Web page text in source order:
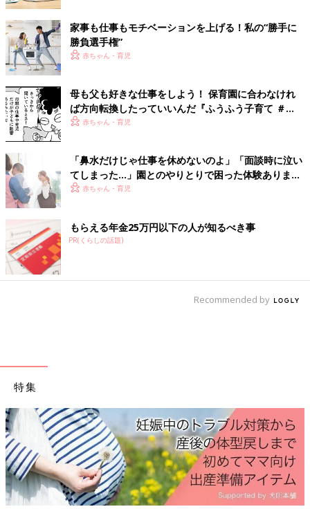
無料で、売れなくても損はないので、ちょこちょことやっていま
す。もともと買うほうが好きだったのですが、少しずつ売るほう
もやってみたら、礼儀とルールを守ればそれなりの稼ぎになり助
かっています。
職種を選ばないなら「目標金額」で探してみよう！
「自分に合っている仕事がわからない...」という場合は、"稼ぎた
い金額"で探してみては？目標が定まれば、やる気もグンとアッ
プするはず！実際にプチ稼ぎをしているママたちの口コミを参考
にしてみましょう。
"プチ稼ぎ"とひと口で言っても、単発のお仕事からスキルを生か
した継続的なものまでさまざま。あなたの状況や目標金額に合わ
せて、できそうなものから始めてみてはいかがでしょうか？
※文中のコメントは「ウィメンズパーク」からの引用です。
※この記事は「ウィメンズパーク」で過去に公開されたもので
す。
家事も仕事もモチベーションを上げる！私の“勝手に
勝負選手権”
赤ちゃん・育児
母も父も好きな仕事をしよう！ 保育園に合わなけれ
ば方向転換したっていいんだ『ふうふう子育て ＃
61』赤ちゃん・育児
「鼻水だけじゃ仕事を休めないのよ」「面談時に泣い
てしまった…」園とのやりとりで困った体験あります
か？赤ちゃん・育児
もらえる年金25万円以下の人が知るべき事
PR(くらしの話題)
Recommended by
特集